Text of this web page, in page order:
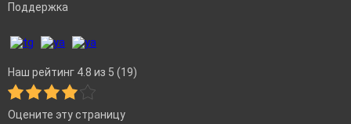
Поддержка
Наш рейтинг 4.8 из 5 (19)
Оцените эту страницу